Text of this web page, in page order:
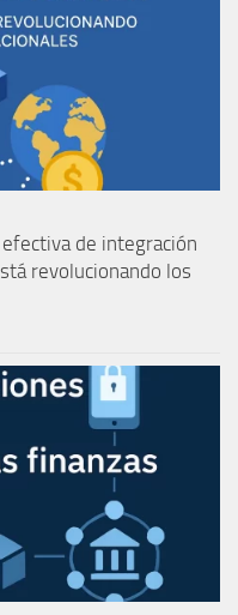
de integración
revolucionando los